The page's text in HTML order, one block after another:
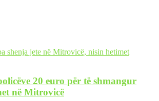
20 euro për të shmangur
në Mitrovicë